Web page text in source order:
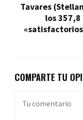
Tavares
los
COMPARTE TU